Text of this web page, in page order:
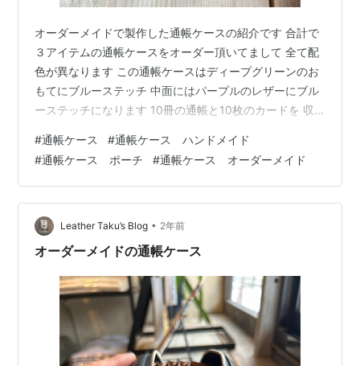
オーダーメイドで製作した通帳ケースの紹介です 合計で
３アイテムの通帳ケースをオーダー頂いてまして 全て配
色が異なります この通帳ケースはディープグリーンのお
もてにブルーステッチ 中面にはパープルのレザーにブル
ーステッチになります 10冊の通帳と10枚のカードを 収
やお好みのカラーを選んで頂いております １つのポケッ
トに２冊の通帳と それぞれのキャッシュカードが収納で
きる作りとなっております うっかりしてコス◯コのカー
ドを出し忘れてしまい お客様から返送して頂きましたw
ご注文ありがとうございました 革工房Taku (Kyoto) Mail
l…
#通帳ケース #通帳ケース ハンドメイド
#通帳ケース ポーチ #通帳ケース オーダーメイド
Leather Taku’s Blog • 2年前
オーダーメイドの通帳ケース